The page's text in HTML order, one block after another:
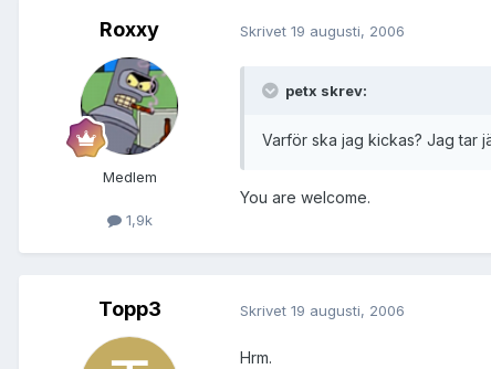
Roxxy
Medlem
1,9k
Skrivet 19 augusti, 2006
petx skrev:
Varför ska jag kickas? Jag tar
You are welcome.
Topp3 Skrivet 19 augusti, 2006
Hrm.